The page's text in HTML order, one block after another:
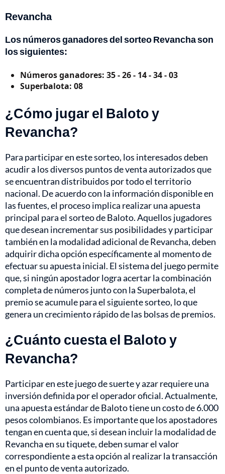
Revancha
Los números ganadores del sorteo Revancha son
los siguientes:
Números ganadores: 35 - 26 - 14 - 34 - 03
Superbalota: 08
¿Cómo jugar el Baloto y
Revancha?
Para participar en este sorteo, los interesados deben
acudir a los diversos puntos de venta autorizados que
se encuentran distribuidos por todo el territorio
nacional. De acuerdo con la información disponible en
las fuentes, el proceso implica realizar una apuesta
principal para el sorteo de Baloto. Aquellos jugadores
que desean incrementar sus posibilidades y participar
también en la modalidad adicional de Revancha, deben
adquirir dicha opción específicamente al momento de
efectuar su apuesta inicial. El sistema del juego permite
que, si ningún apostador logra acertar la combinación
completa de números junto con la Superbalota, el
premio se acumule para el siguiente sorteo, lo que
genera un crecimiento rápido de las bolsas de premios.
¿Cuánto cuesta el Baloto y
Revancha?
Participar en este juego de suerte y azar requiere una
inversión definida por el operador oficial. Actualmente,
una apuesta estándar de Baloto tiene un costo de 6.000
pesos colombianos. Es importante que los apostadores
tengan en cuenta que, si desean incluir la modalidad de
Revancha en su tiquete, deben sumar el valor
correspondiente a esta opción al realizar la transacción
en el punto de venta autorizado.